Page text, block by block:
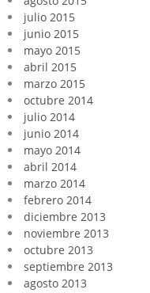
julio 2015
junio 2015
mayo 2015
abril 2015
marzo 2015
octubre 2014
julio 2014
junio 2014
mayo 2014
abril 2014
marzo 2014
febrero 2014
diciembre 2013
noviembre 2013
octubre 2013
septiembre 2013
agosto 2013